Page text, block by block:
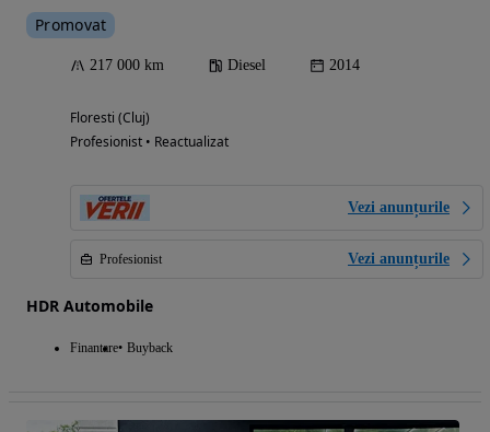
Promovat
217 000 km Diesel 2014
Floresti (Cluj)
Profesionist • Reactualizat
Vezi anunțurile
Profesionist Vezi anunțurile
HDR Automobile
Finantare Buyback